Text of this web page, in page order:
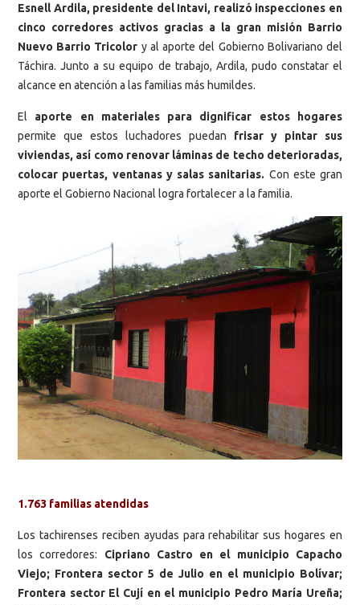
Esnell Ardila, presidente del Intavi, realizó inspecciones en
cinco corredores activos gracias a la gran misión Barrio
Nuevo Barrio Tricolor y al aporte del Gobierno Bolivariano del
Táchira. Junto a su equipo de trabajo, Ardila, pudo constatar el
alcance en atención a las familias más humildes.
El aporte en materiales para dignificar estos hogares
permite que estos luchadores puedan frisar y pintar sus
viviendas, así como renovar láminas de techo deterioradas,
colocar puertas, ventanas y salas sanitarias. Con este gran
aporte el Gobierno Nacional logra fortalecer a la familia.
1.763 familias atendidas
Los tachirenses reciben ayudas para rehabilitar sus hogares en
los corredores: Cipriano Castro en el municipio Capacho
Viejo; Frontera sector 5 de Julio en el municipio Bolívar;
Frontera sector El Cují en el municipio Pedro María Ureña;